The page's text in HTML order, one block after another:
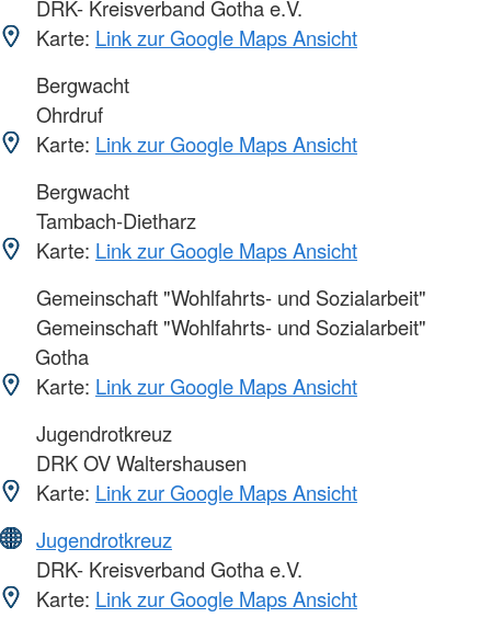
DRK- Kreisverband Gotha e.V.
Karte: Link zur Google Maps Ansicht
Bergwacht
Ohrdruf
Karte: Link zur Google Maps Ansicht
Bergwacht
Tambach-Dietharz
Karte: Link zur Google Maps Ansicht
Gemeinschaft "Wohlfahrts- und Sozialarbeit"
Gemeinschaft "Wohlfahrts- und Sozialarbeit"
Gotha
Karte: Link zur Google Maps Ansicht
Jugendrotkreuz
DRK OV Waltershausen
Karte: Link zur Google Maps Ansicht
Jugendrotkreuz
DRK- Kreisverband Gotha e.V.
Karte: Link zur Google Maps Ansicht